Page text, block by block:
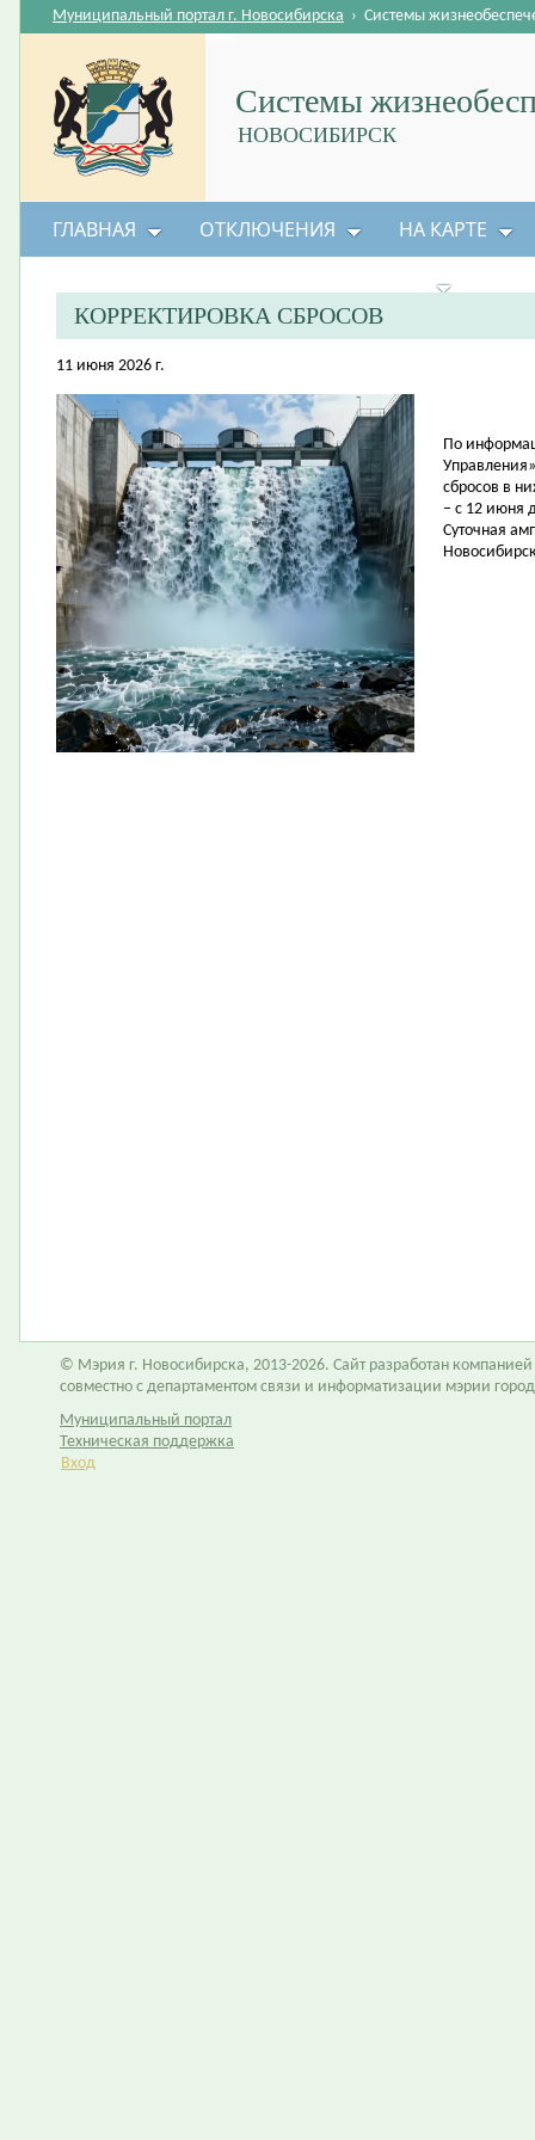
Системы
НОВОСИБИРСК
Муниципальный портал г. Новосибирска › Системы
ГЛАВНАЯ ОТКЛЮЧЕНИЯ НА КАРТЕ
КОРРЕКТИРОВКА СБРОСОВ
11 июня 2026 г.
По
сбросов в
– с 12 июня
Суточная
© Мэрия г. Новосибирска, 2013-2026. Сайт разработан компанией
совместно с департаментом связи и информатизации мэрии
Муниципальный портал
Техническая поддержка
Вход